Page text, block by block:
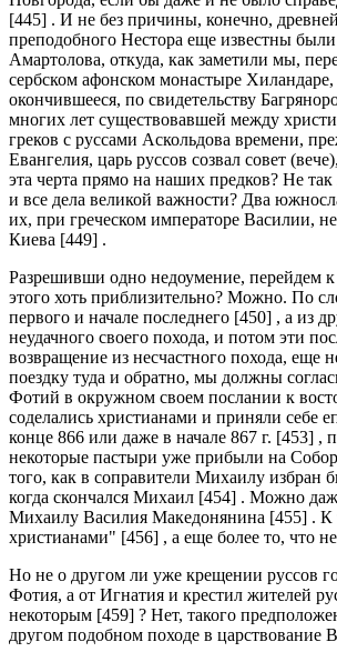
[445] . И не без причины, конечно,
преподобного Нестора еще известны
Амартолова, откуда, как заметили мы,
сербском афонском монастыре
окончившееся, по свидетельству
многих лет существовавшей между
греков с руссами Аскольдова времени,
Евангелия, царь руссов созвал совет
эта черта прямо на наших предков? Не
и все дела великой важности? Два
их, при греческом императоре Василии,
Киева [449] .
Разрешивши одно недоумение, перейдем к
этого хоть приблизительно? Можно. По
первого и начале последнего [450] , а из
неудачного своего похода, и потом эти
возвращение из несчастного похода, еще
поездку туда и обратно, мы должны
Фотий в окружном своем послании к
соделались христианами и приняли себе
конце 866 или даже в начале 867 г. [453]
некоторые пастыри уже прибыли на
того, как в соправители Михаилу избран
когда скончался Михаил [454] . Можно
Михаилу Василия Македонянина [455] . К
христианами" [456] , а еще более то, что
Но не о другом ли уже крещении руссов
Фотия, а от Игнатия и крестил жителей
некоторым [459] ? Нет, такого
другом подобном походе в царствование